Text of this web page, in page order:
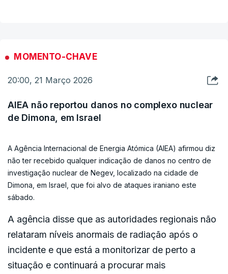
MOMENTO-CHAVE
20:00, 21 Março 2026
AIEA não reportou danos no complexo nuclear
de Dimona, em Israel
A Agência Internacional de Energia Atómica (AIEA) afirmou diz
não ter recebido qualquer indicação de danos no centro de
investigação nuclear de Negev, localizado na cidade de
Dimona, em Israel, que foi alvo de ataques iraniano este
sábado.
A agência disse que as autoridades regionais não
relataram níveis anormais de radiação após o
incidente e que está a monitorizar de perto a
situação e continuará a procurar mais